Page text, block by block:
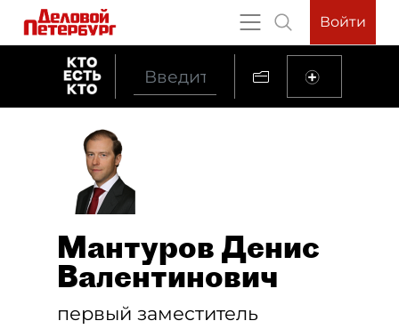
Войти
Мантуров Денис
Валентинович
первый заместитель